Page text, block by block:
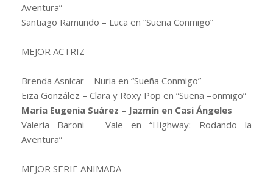
Aventura”
Santiago Ramundo – Luca en “Sueña Conmigo”
MEJOR ACTRIZ
Brenda Asnicar – Nuria en “Sueña Conmigo”
Eiza González – Clara y Roxy Pop en “Sueña =onmigo”
María Eugenia Suárez – Jazmín en Casi Ángeles
Valeria Baroni – Vale en “Highway: Rodando la
Aventura”
MEJOR SERIE ANIMADA